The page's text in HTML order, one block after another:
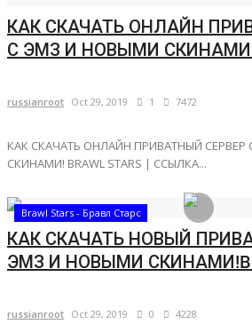
КАК СКАЧАТЬ ОНЛАЙН
С ЭМЗ И НОВЫМИ
russianroot Oct 29, 2019 1 7472
КАК СКАЧАТЬ ОНЛАЙН ПРИВАТНЫЙ
СКИНАМИ! BRAWL STARS | ССЫЛКА...
Brawl Stars - Бравл Старс
КАК СКАЧАТЬ НОВЫЙ
ЭМЗ И НОВЫМИ
russianroot Oct 29, 2019 0 4228